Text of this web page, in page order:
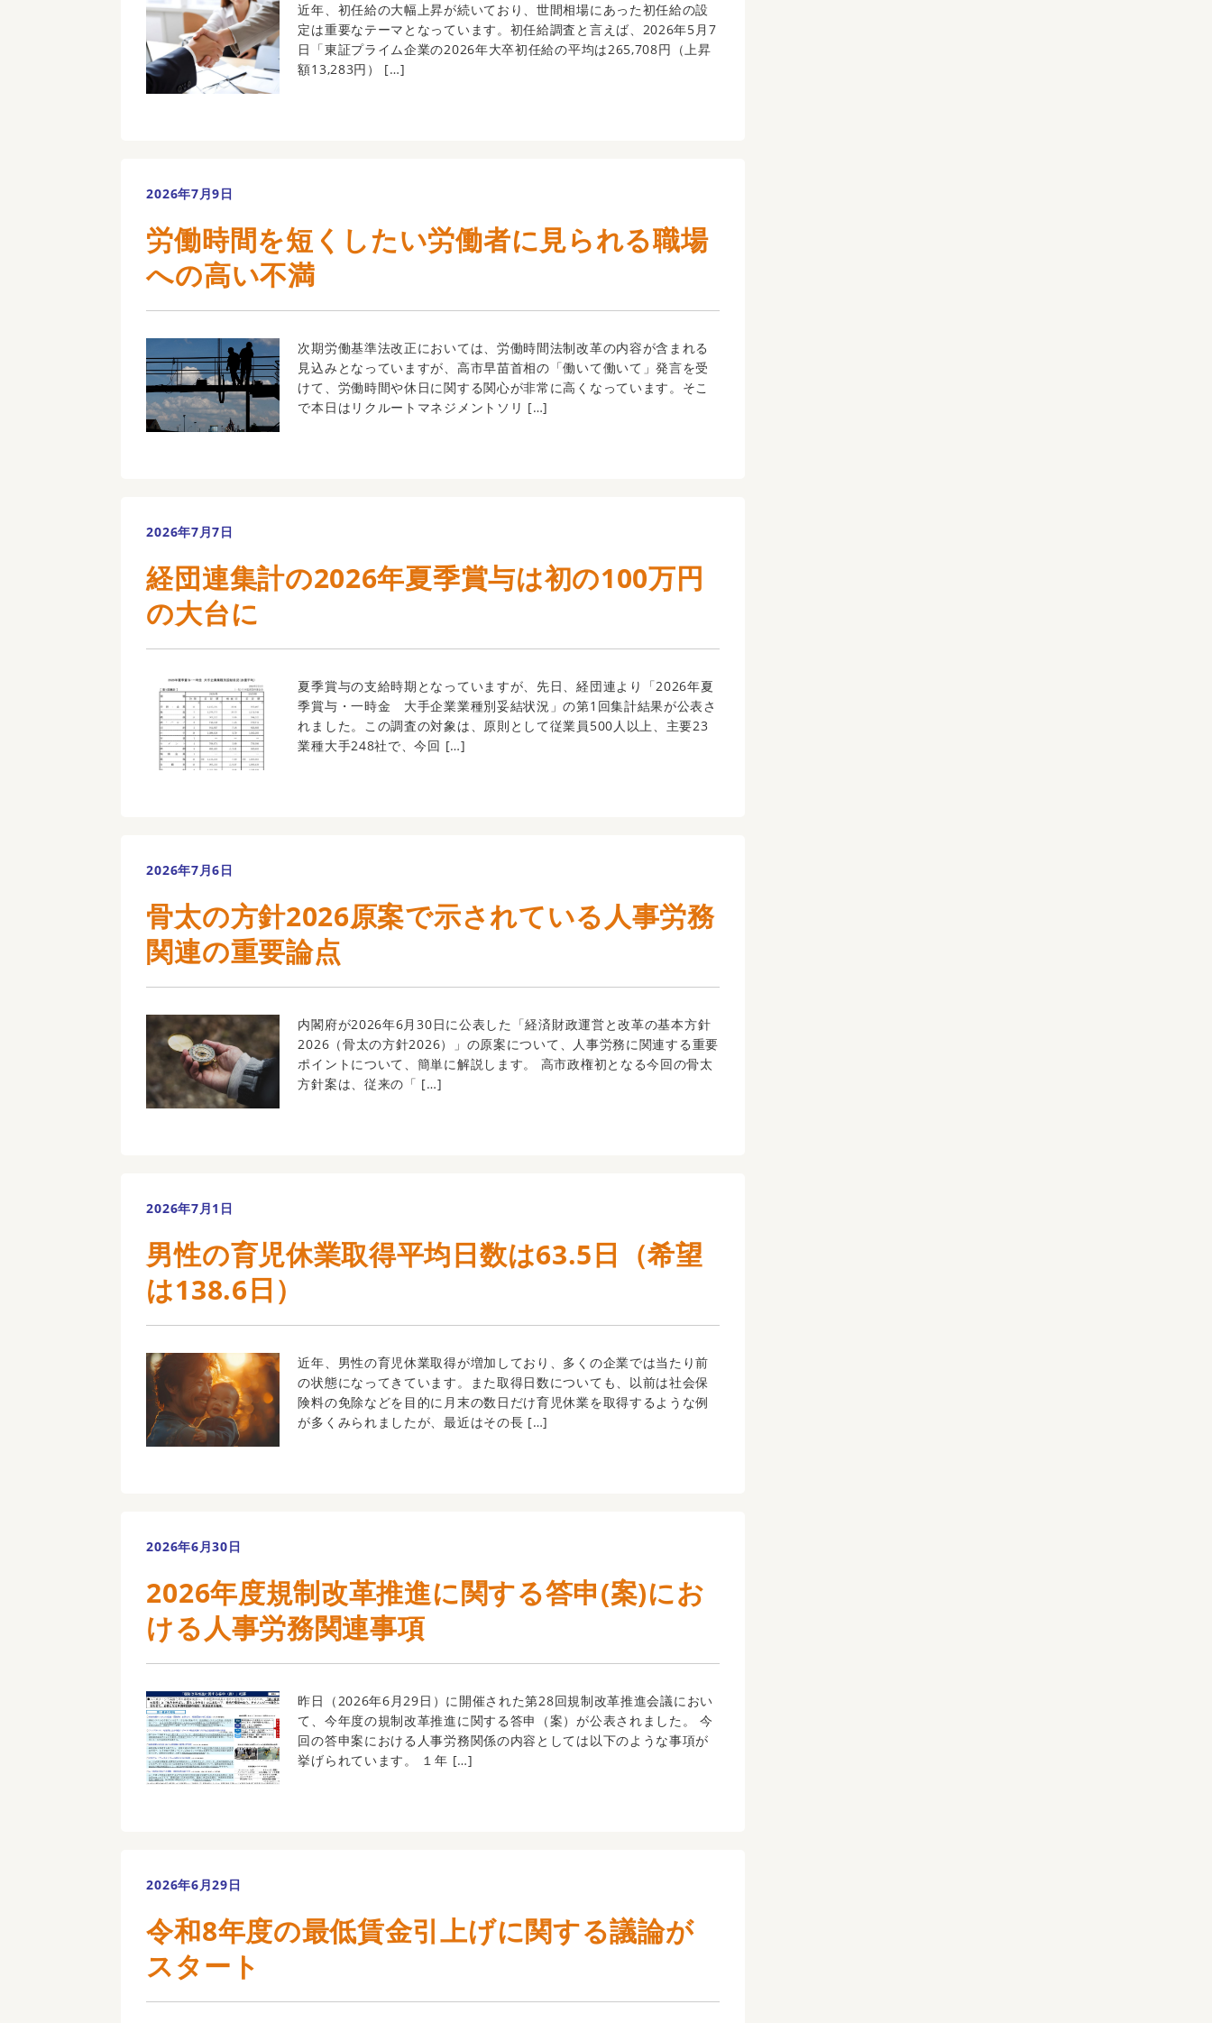
近年、初任給の大幅上昇が続いており、世間相場にあった初任給の設
定は重要なテーマとなっています。初任給調査と言えば、2026年5月7
日「東証プライム企業の2026年大卒初任給の平均は265,708円（上昇
額13,283円） […]
2026年7月9日
労働時間を短くしたい労働者に見られる職場
への高い不満
次期労働基準法改正においては、労働時間法制改革の内容が含まれる
見込みとなっていますが、高市早苗首相の「働いて働いて」発言を受
けて、労働時間や休日に関する関心が非常に高くなっています。そこ
で本日はリクルートマネジメントソリ […]
2026年7月7日
経団連集計の2026年夏季賞与は初の100万円
の大台に
夏季賞与の支給時期となっていますが、先日、経団連より「2026年夏
季賞与・一時金 大手企業業種別妥結状況」の第1回集計結果が公表さ
れました。この調査の対象は、原則として従業員500人以上、主要23
業種大手248社で、今回 […]
2026年7月6日
骨太の方針2026原案で示されている人事労務
関連の重要論点
内閣府が2026年6月30日に公表した「経済財政運営と改革の基本方針
2026（骨太の方針2026）」の原案について、人事労務に関連する重要
ポイントについて、簡単に解説します。 高市政権初となる今回の骨太
方針案は、従来の「 […]
2026年7月1日
男性の育児休業取得平均日数は63.5日（希望
は138.6日）
近年、男性の育児休業取得が増加しており、多くの企業では当たり前
の状態になってきています。また取得日数についても、以前は社会保
険料の免除などを目的に月末の数日だけ育児休業を取得するような例
が多くみられましたが、最近はその長 […]
2026年6月30日
2026年度規制改革推進に関する答申(案)にお
ける人事労務関連事項
昨日（2026年6月29日）に開催された第28回規制改革推進会議におい
て、今年度の規制改革推進に関する答申（案）が公表されました。 今
回の答申案における人事労務関係の内容としては以下のような事項が
挙げられています。 １年 […]
2026年6月29日
令和8年度の最低賃金引上げに関する議論が
スタート